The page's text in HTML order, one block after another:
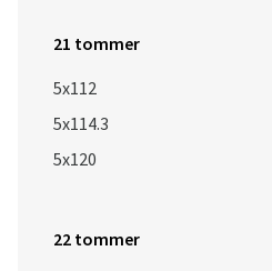
21 tommer
5x112
5x114.3
5x120
22 tommer